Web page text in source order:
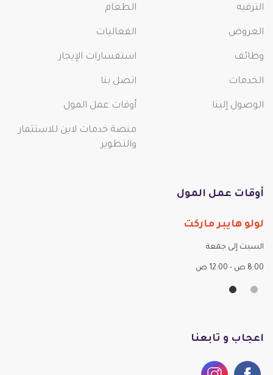
الطعام الترفيه
الفعاليات العروض
استفسارات الإيجار وظائف
اتصل بنا الخدمات
أوقات عمل المول الوصول إلينا
منصة خدمات لاين للاستثمار
والتطوير
أوقات عمل المول
لولو هايبر ماركت
السبت إلى جمعة
8:00 ص - 12:00 ص
اعجاب و تابعنا